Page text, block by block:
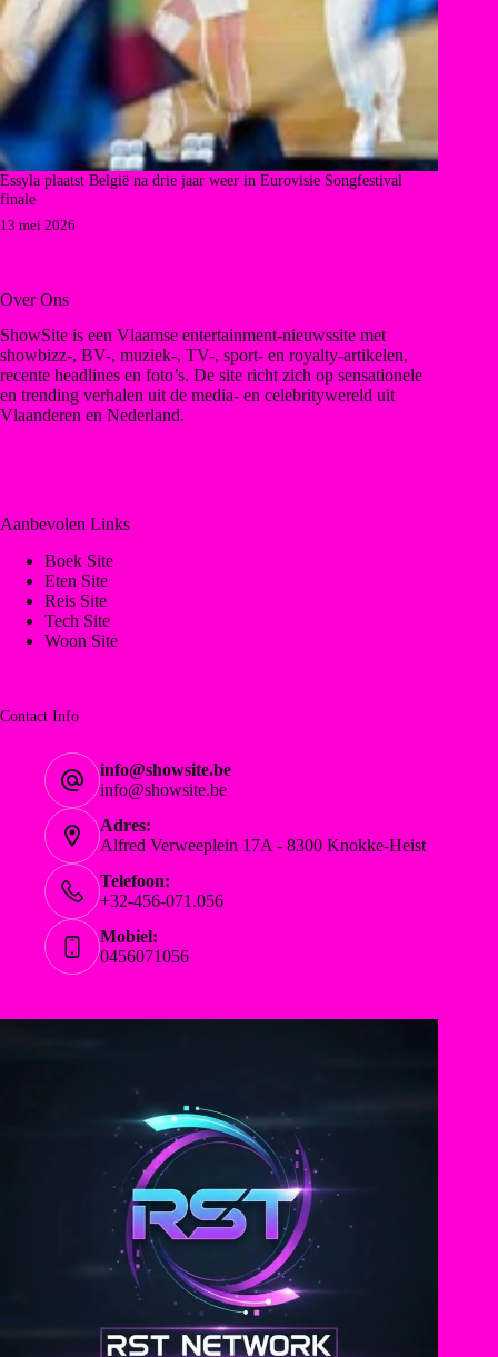
Essyla plaatst België na drie jaar weer in Eurovisie Songfestival
finale
13 mei 2026
Over Ons
ShowSite is een Vlaamse entertainment-nieuwssite met
showbizz-, BV-, muziek-, TV-, sport- en royalty-artikelen,
recente headlines en foto’s. De site richt zich op sensationele
en trending verhalen uit de media- en celebritywereld uit
Vlaanderen en Nederland.
Aanbevolen Links
Boek Site
Eten Site
Reis Site
Tech Site
Woon Site
Contact Info
info@showsite.be
info@showsite.be
Adres:
Alfred Verweeplein 17A - 8300 Knokke-Heist
Telefoon:
+32-456-071.056
Mobiel:
0456071056